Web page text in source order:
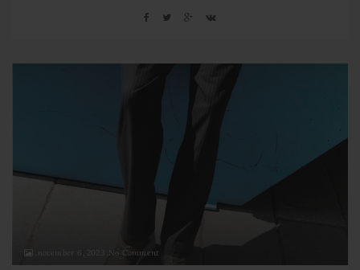
november 6, 2023 No Comment